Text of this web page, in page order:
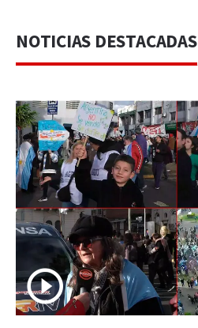
NOTICIAS DESTACADAS